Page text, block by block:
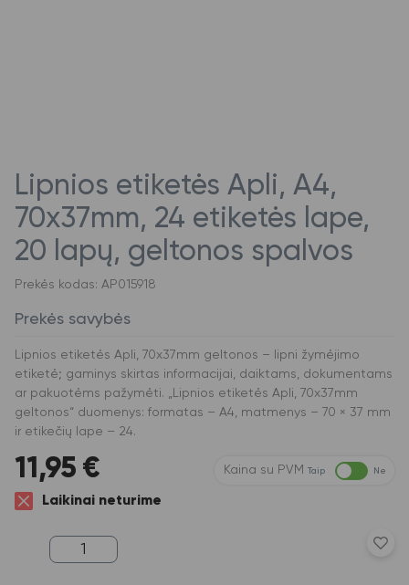
Lipnios etiketės Apli, A4,
70x37mm, 24 etiketės lape,
20 lapų, geltonos spalvos
Prekės kodas: AP015918
Prekės savybės
Lipnios etiketės Apli, 70x37mm geltonos – lipni žymėjimo
etiketė; gaminys skirtas informacijai, daiktams, dokumentams
ar pakuotėms pažymėti. „Lipnios etiketės Apli, 70x37mm
geltonos“ duomenys: formatas – A4, matmenys – 70 × 37 mm
ir etikečių lape – 24.
11,95 € Kaina su PVM Taip Ne
Laikinai neturime
produkto
kiekis: